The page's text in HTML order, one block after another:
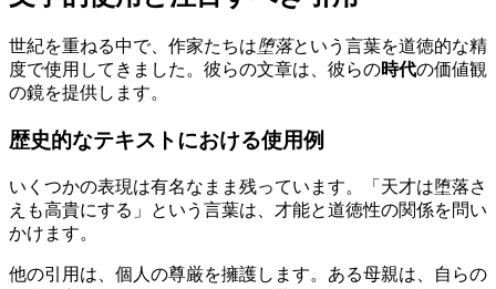
世紀を重ねる中で、作家たちは堕落という言葉を道徳的な精
度で使用してきました。彼らの文章は、彼らの時代の価値観
の鏡を提供します。
歴史的なテキストにおける使用例
いくつかの表現は有名なまま残っています。「天才は堕落さ
えも高貴にする」という言葉は、才能と道徳性の関係を問い
かけます。
他の引用は、個人の尊厳を擁護します。ある母親は、自らの